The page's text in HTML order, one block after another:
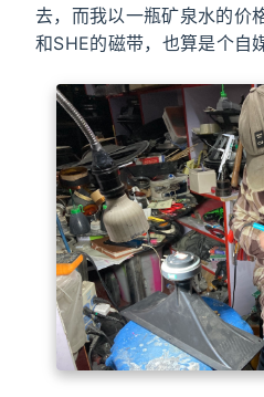
去，而我以一瓶矿泉水的价
和SHE的磁带，也算是个自